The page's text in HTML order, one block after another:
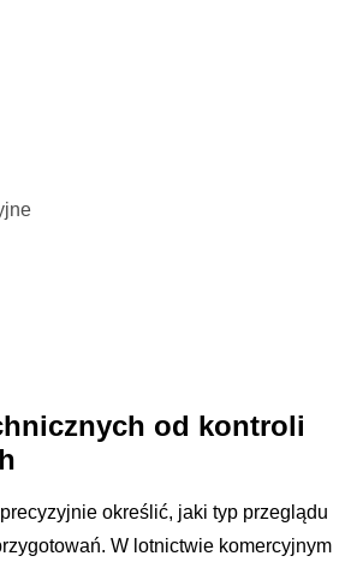
od kontroli
określić, jaki typ przeglądu
W lotnictwie komercyjnym